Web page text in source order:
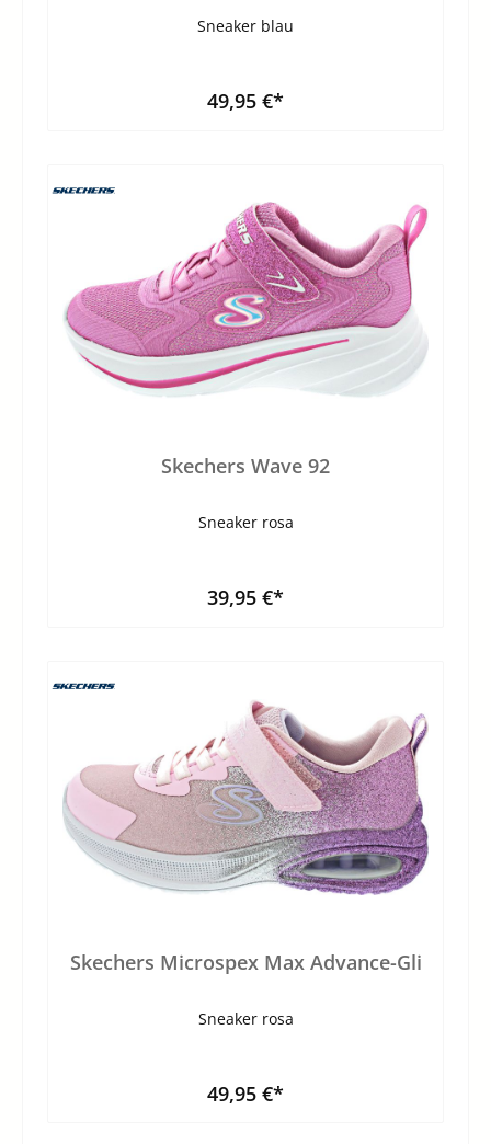
Sneaker blau
49,95 €*
Skechers Wave 92
Sneaker rosa
39,95 €*
Skechers Microspex Max Advance-Gli
Sneaker rosa
49,95 €*